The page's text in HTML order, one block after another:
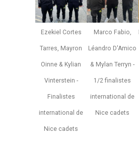
Ezekiel Cortes
Tarres, Mayron
Oinne & Kylian
Vinterstein -
Finalistes
international de
Nice cadets
Marco Fabio,
Léandro D'Amico
& Mylan Terryn -
1/2 finalistes
international de
Nice cadets